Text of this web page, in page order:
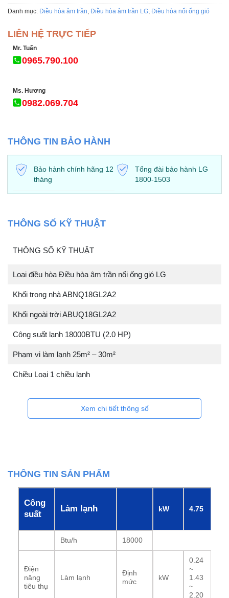
Danh mục: Điều hòa âm trần, Điều hòa âm trần LG, Điều hòa nối ống gió
LIÊN HỆ TRỰC TIẾP
Mr. Tuấn
0965.790.100
Ms. Hương
0982.069.704
THÔNG TIN BẢO HÀNH
Bảo hành chính hãng 12
tháng
Tổng đài bảo hành LG
1800-1503
THÔNG SỐ KỸ THUẬT
THÔNG SỐ KỸ THUẬT
Loại điều hòa Điều hòa âm trần nối ống gió LG
Khối trong nhà ABNQ18GL2A2
Khối ngoài trời ABUQ18GL2A2
Công suất lạnh 18000BTU (2.0 HP)
Phạm vi làm lạnh 25m² – 30m²
Chiều Loại 1 chiều lạnh
Xem chi tiết thông số
THÔNG TIN SẢN PHẨM
Công
suất
Làm lạnh kW 4.75
Btu/h 18000
Ðiện
năng
tiêu thụ
Làm lạnh
Ðịnh
mức
kW
0.24
~
1.43
~
2.20